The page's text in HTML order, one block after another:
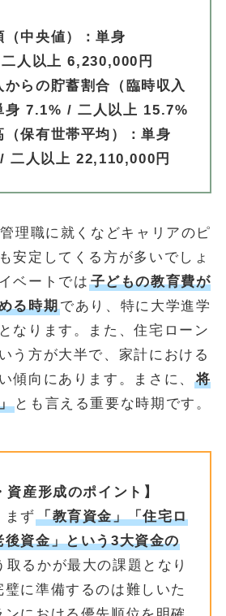
中央値）：単身
人以上 6,230,000円
らの貯蓄割合（臨時収入
身 7.1% / 二人以上 15.7%
（保有世帯平均）：単身
二人以上 22,110,000円
理職に就くなどキャリアのピ
安定してくる方が多いでしょ
ベートでは 子どもの教育費が
る時期であり、特に大学進学
なります。また、住宅ローン
う方が大半で、家計における
傾向にあります。まさに、
将
とも言える重要な時期です。
資産形成のポイント】
まず 「教育資金」「住宅ロ
後資金」という3大資金の
取るかが最大の課題となり
璧に準備するのは難しいた